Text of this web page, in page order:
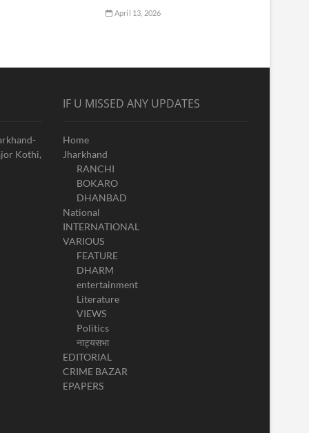
April 13, 2026
Kothi,
IF U MISSED ANY UPDATES
Home
Jharkhand
RANCHI
BOKARO
DHANBAD
National
INTERNATIONAL
VARIOUS
FEATURE
DHARM
entertainment
Literature
VIEWS
Politics
नाट्यसभा
EDITORIAL
CRIME BAZAR
EPAPERS